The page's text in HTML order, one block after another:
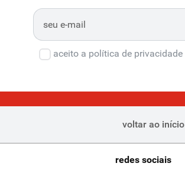
aceito a política de privacidade
voltar ao início
redes sociais